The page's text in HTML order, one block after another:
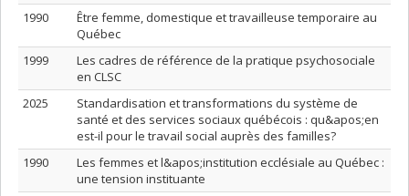
1990
Être femme, domestique et travailleuse temporaire au
Québec
1999
Les cadres de référence de la pratique psychosociale
en CLSC
2025
Standardisation et transformations du système de
santé et des services sociaux québécois : qu&apos;en
est-il pour le travail social auprès des familles?
1990
Les femmes et l&apos;institution ecclésiale au Québec :
une tension instituante